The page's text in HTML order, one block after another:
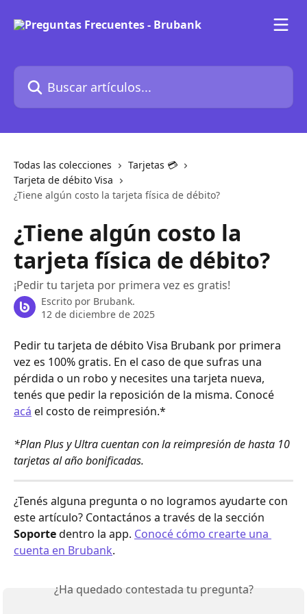
Buscar artículos...
Todas las colecciones
Tarjetas 💳
Tarjeta de débito Visa
¿Tiene algún costo la tarjeta física de débito?
¿Tiene algún costo la
tarjeta física de débito?
¡Pedir tu tarjeta por primera vez es gratis!
Escrito por Brubank.
12 de diciembre de 2025
Pedir tu tarjeta de débito Visa Brubank por primera
vez es 100% gratis. En el caso de que sufras una
pérdida o un robo y necesites una tarjeta nueva,
tenés que pedir la reposición de la misma. Conocé
acá el costo de reimpresión.*
*Plan Plus y Ultra cuentan con la reimpresión de hasta 10
tarjetas al año bonificadas.
¿Tenés alguna pregunta o no logramos ayudarte con
este artículo? Contactános a través de la sección
Soporte dentro la app. Conocé cómo crearte una
cuenta en Brubank.
¿Ha quedado contestada tu pregunta?